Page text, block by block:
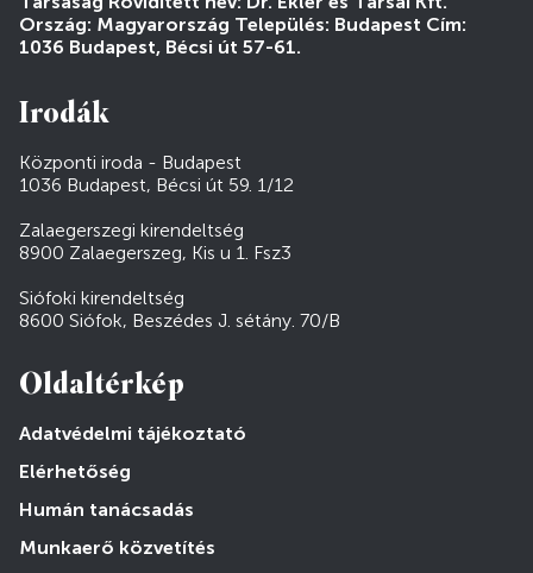
Ország: Magyarország Település: Budapest Cím:
1036 Budapest, Bécsi út 57-61.
Irodák
Központi iroda - Budapest
1036 Budapest, Bécsi út 59. 1/12
Zalaegerszegi kirendeltség
8900 Zalaegerszeg, Kis u 1. Fsz3
Siófoki kirendeltség
8600 Siófok, Beszédes J. sétány. 70/B
Oldaltérkép
Adatvédelmi tájékoztató
Elérhetőség
Humán tanácsadás
Munkaerő közvetítés